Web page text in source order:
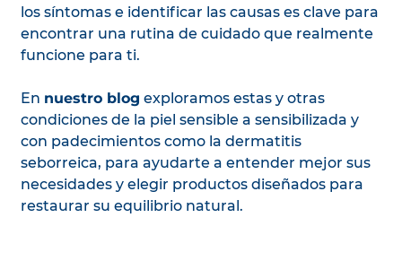
los síntomas e identificar las causas es clave para
encontrar una rutina de cuidado que realmente
funcione para ti.
En nuestro blog exploramos estas y otras
condiciones de la piel sensible a sensibilizada y
con padecimientos como la dermatitis
seborreica, para ayudarte a entender mejor sus
necesidades y elegir productos diseñados para
restaurar su equilibrio natural.